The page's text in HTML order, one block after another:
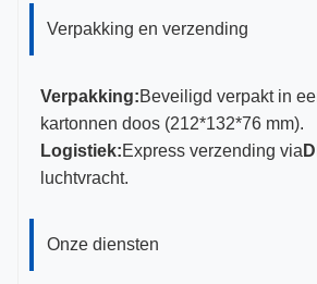
Certificeringen
CE, ISO
Verpakking en verzending
Verpakking:Beveiligd verpakt in
kartonnen doos (212*132*76 mm).
Logistiek:Express verzending via
luchtvracht.
Onze diensten